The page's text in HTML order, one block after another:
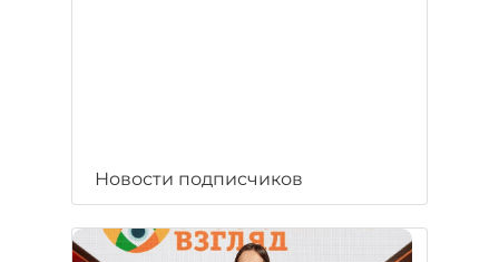
Новости подписчиков